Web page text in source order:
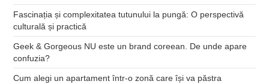
Fascinația și complexitatea tutunului la pungă: O perspectivă
culturală și practică
Geek & Gorgeous NU este un brand coreean. De unde apare
confuzia?
Cum alegi un apartament într-o zonă care își va păstra